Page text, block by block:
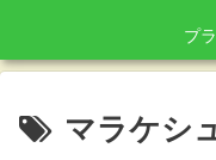
プ
マラケシ